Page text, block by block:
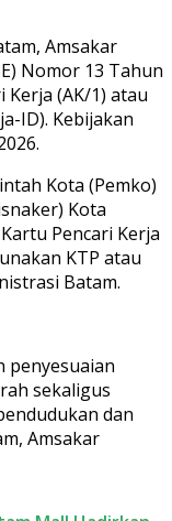
Amsakar
Nomor 13 Tahun
Kerja (AK/1) atau
ID). Kebijakan
Kota (Pemko)
Kota
Pencari Kerja
KTP atau
Batam.
penyesuaian
sekaligus
dan
Amsakar